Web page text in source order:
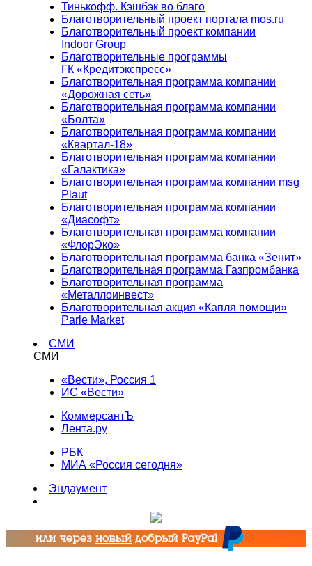
Тинькофф. Кэшбэк во благо
Благотворительный проект портала mos.ru
Благотворительный проект компании
Indoor Group
Благотворительные программы
ГК «Кредитэкспресс»
Благотворительная программа компании
«Дорожная сеть»
Благотворительная программа компании
«Болта»
Благотворительная программа компании
«Квартал-18»
Благотворительная программа компании
«Галактика»
Благотворительная программа компании msg
Plaut
Благотворительная программа компании
«Диасофт»
Благотворительная программа компании
«ФлорЭко»
Благотворительная программа банка «Зенит»
Благотворительная программа Газпромбанка
Благотворительная программа
«Металлоинвест»
Благотворительная акция «Капля помощи»
Parle Market
СМИ
СМИ
«Вести», Россия 1
ИС «Вести»
КоммерсантЪ
Лента.ру
РБК
МИА «Россия сегодня»
Эндаумент